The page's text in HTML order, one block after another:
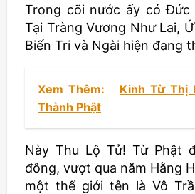
Trong cõi nước ấy có Đức
Tại Tràng Vương Như Lai,
Biến Tri và Ngài hiện đang
Xem Thêm:
Kinh Từ Thị
Thành Phật
Này Thu Lộ Tử! Từ Phật
đông, vượt qua năm Hằng
một thế giới tên là Vô